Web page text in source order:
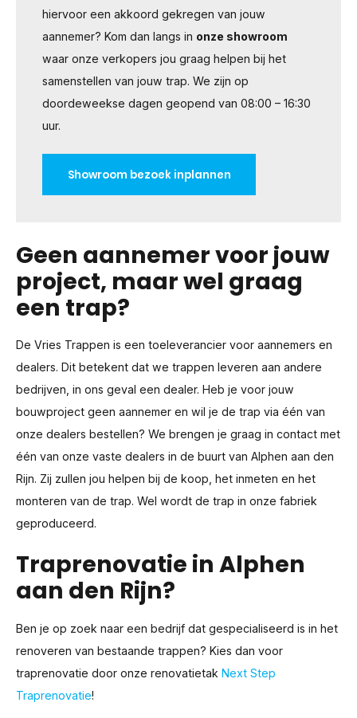
hiervoor een akkoord gekregen van jouw
aannemer? Kom dan langs in onze showroom
waar onze verkopers jou graag helpen bij het
samenstellen van jouw trap. We zijn op
doordeweekse dagen geopend van 08:00 – 16:30
uur.
Showroom bezoek inplannen
Geen aannemer voor jouw
project, maar wel graag
een trap?
De Vries Trappen is een toeleverancier voor aannemers en
dealers. Dit betekent dat we trappen leveren aan andere
bedrijven, in ons geval een dealer. Heb je voor jouw
bouwproject geen aannemer en wil je de trap via één van
onze dealers bestellen? We brengen je graag in contact met
één van onze vaste dealers in de buurt van Alphen aan den
Rijn. Zij zullen jou helpen bij de koop, het inmeten en het
monteren van de trap. Wel wordt de trap in onze fabriek
geproduceerd.
Traprenovatie in Alphen
aan den Rijn?
Ben je op zoek naar een bedrijf dat gespecialiseerd is in het
renoveren van bestaande trappen? Kies dan voor
traprenovatie door onze renovatietak Next Step
Traprenovatie!